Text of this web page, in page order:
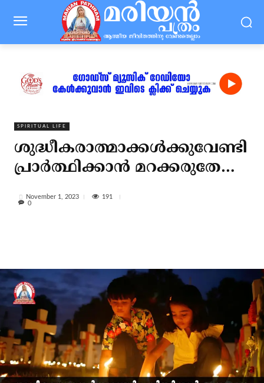
SPIRITUAL LIFE
ശുദ്ധീകരാത്മാക്കള്‍ക്കുവേണ്ടി
പ്രാര്‍ത്ഥിക്കാന്‍ മറക്കരുതേ…
November 1, 2023
191
0